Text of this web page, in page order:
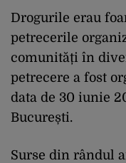
Drogurile erau
petrecerile
comunități în
petrecere a fost
data de 30 iunie
București.
Surse din rândul